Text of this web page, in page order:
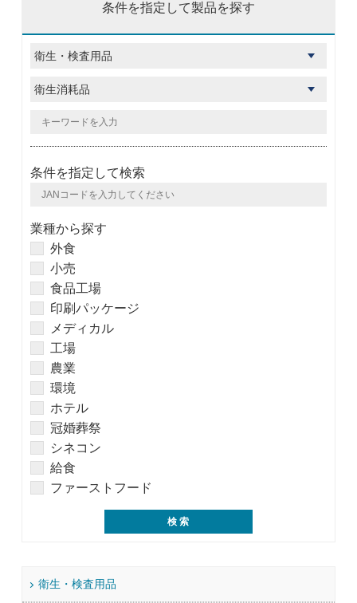
条件を指定して製品を探す
条件を指定して検索
業種から探す
外食
小売
食品工場
印刷パッケージ
メディカル
工場
農業
環境
ホテル
冠婚葬祭
シネコン
給食
ファーストフード
衛生・検査用品